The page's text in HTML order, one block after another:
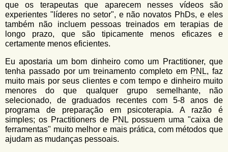
que os terapeutas que aparecem nesses vídeos são
experientes "líderes no setor", e não novatos PhDs, e eles
também não incluem pessoas treinados em terapias de
longo prazo, que são tipicamente menos eficazes e
certamente menos eficientes.
Eu apostaria um bom dinheiro como um Practitioner, que
tenha passado por um treinamento completo em PNL, faz
muito mais por seus clientes e com tempo e dinheiro muito
menores do que qualquer grupo semelhante, não
selecionado, de graduados recentes com 5-8 anos de
programa de preparação em psicoterapia. A razão é
simples; os Practitioners de PNL possuem uma "caixa de
ferramentas" muito melhor e mais prática, com métodos que
ajudam as mudanças pessoais.